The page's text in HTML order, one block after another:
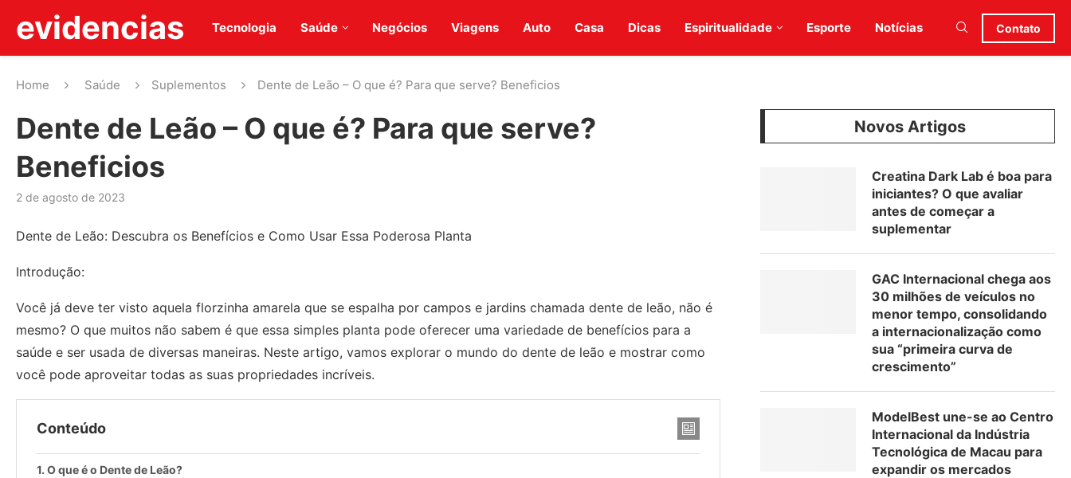
evidencias Tecnologia Saúde Negócios Viagens Auto Casa Dicas Espiritualidade Esporte Notícias Contato
Home Saúde Suplementos Dente de Leão – O que é? Para que serve? Beneficios
Dente de Leão – O que é? Para que serve?
Beneficios
2 de agosto de 2023
Dente de Leão: Descubra os Benefícios e Como Usar Essa Poderosa Planta
Introdução:
Você já deve ter visto aquela florzinha amarela que se espalha por campos e jardins chamada dente de leão, não é
mesmo? O que muitos não sabem é que essa simples planta pode oferecer uma variedade de benefícios para a
saúde e ser usada de diversas maneiras. Neste artigo, vamos explorar o mundo do dente de leão e mostrar como
você pode aproveitar todas as suas propriedades incríveis.
Conteúdo
O que é o Dente de Leão?
Novos Artigos
Creatina Dark Lab é boa para
iniciantes? O que avaliar
antes de começar a
suplementar
GAC Internacional chega aos
30 milhões de veículos no
menor tempo, consolidando
a internacionalização como
sua “primeira curva de
crescimento”
ModelBest une-se ao Centro
Internacional da Indústria
Tecnológica de Macau para
expandir os mercados